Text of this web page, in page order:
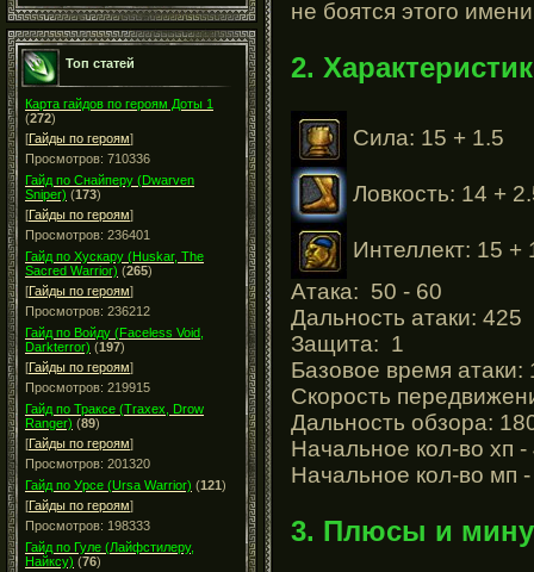
Топ статей
Карта гайдов по героям Доты 1
(272)
[Гайды по героям]
Просмотров: 710336
Гайд по Снайперу (Dwarven
Sniper) (173)
[Гайды по героям]
Просмотров: 236401
Гайд по Хускару (Huskar, The
Sacred Warrior) (265)
[Гайды по героям]
Просмотров: 236212
Гайд по Войду (Faceless Void,
Darkterror) (197)
[Гайды по героям]
Просмотров: 219915
Гайд по Траксе (Traxex, Drow
Ranger) (89)
[Гайды по героям]
Просмотров: 201320
Гайд по Урсе (Ursa Warrior) (121)
[Гайды по героям]
Просмотров: 198333
Гайд по Гуле (Лайфстилеру,
Найксу) (76)
не боятся этого
2.
Сила: 15 + 1.5
Ловкость: 14 +
Интеллект: 15 +
Атака: 50 - 60
Дальность атаки: 425
Защита: 1
Базовое время атаки:
Скорость
Дальность обзора:
Начальное кол-во хп -
Начальное кол-во мп
3. Плюсы и